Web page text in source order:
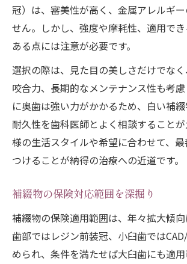
冠）は、審美性が高く、金属アレルギ
せん。しかし、強度や摩耗性、適用で
ある点には注意が必要です。
選択の際は、見た目の美しさだけでな
咬合力、長期的なメンテナンス性も考
に奥歯は強い力がかかるため、白い補
耐久性を歯科医師とよく相談すること
様の生活スタイルや希望に合わせて、
つけることが納得の治療への近道です。
補綴物の保険対応範囲を深掘り
補綴物の保険適用範囲は、年々拡大傾
歯部ではレジン前装冠、小臼歯では
められ、条件を満たせば大臼歯にも適